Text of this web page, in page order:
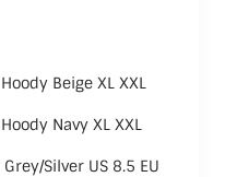
Beige XL XXL
Navy XL XXL
Silver US 8.5 EU